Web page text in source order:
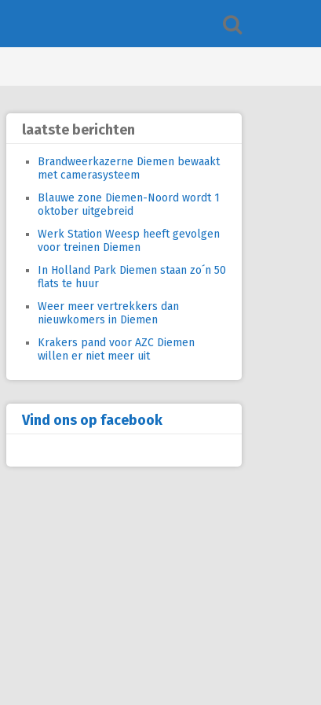
laatste berichten
Brandweerkazerne Diemen bewaakt
met camerasysteem
Blauwe zone Diemen-Noord wordt 1
oktober uitgebreid
Werk Station Weesp heeft gevolgen
voor treinen Diemen
In Holland Park Diemen staan zo´n 50
flats te huur
Weer meer vertrekkers dan
nieuwkomers in Diemen
Krakers pand voor AZC Diemen
willen er niet meer uit
Vind ons op facebook